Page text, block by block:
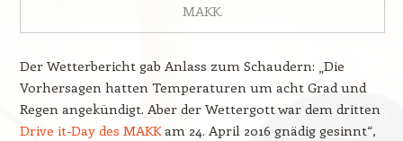
MAKK.
Der Wetterbericht gab Anlass zum Schaudern: „Die
Vorhersagen hatten Temperaturen um acht Grad und
Regen angekündigt. Aber der Wettergott war dem dritten
Drive it-Day des MAKKam 24. April 2016 gnädig gesinnt“,